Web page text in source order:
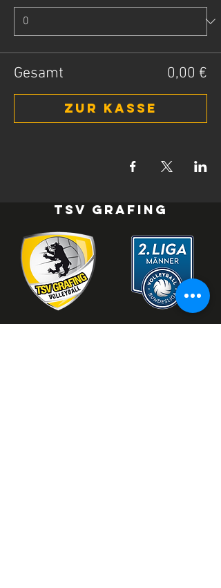
Gesamt 0,00 €
Zur Kasse
TSV Grafing